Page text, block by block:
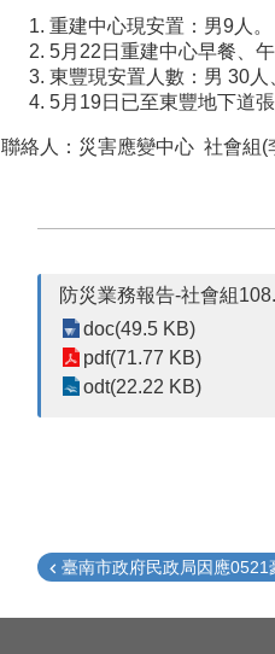
重建中心現安置：男9人。
5月22日重建中心早餐、
東豐現安置人數：男 30人
5月19日已至東豐地下道
聯絡人：災害應變中心 社會組
防災業務報告-社會組
doc(49.5 KB)
pdf(71.77 KB)
odt(22.22 KB)
臺南市政府民政局因應0521